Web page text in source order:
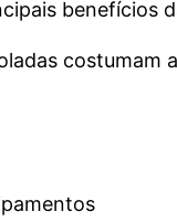
costumam